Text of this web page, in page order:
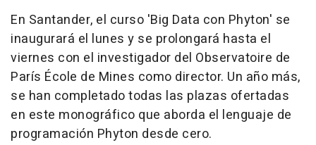
En Santander, el curso 'Big Data con Phyton' se
inaugurará el lunes y se prolongará hasta el
viernes con el investigador del Observatoire de
París École de Mines como director. Un año más,
se han completado todas las plazas ofertadas
en este monográfico que aborda el lenguaje de
programación Phyton desde cero.